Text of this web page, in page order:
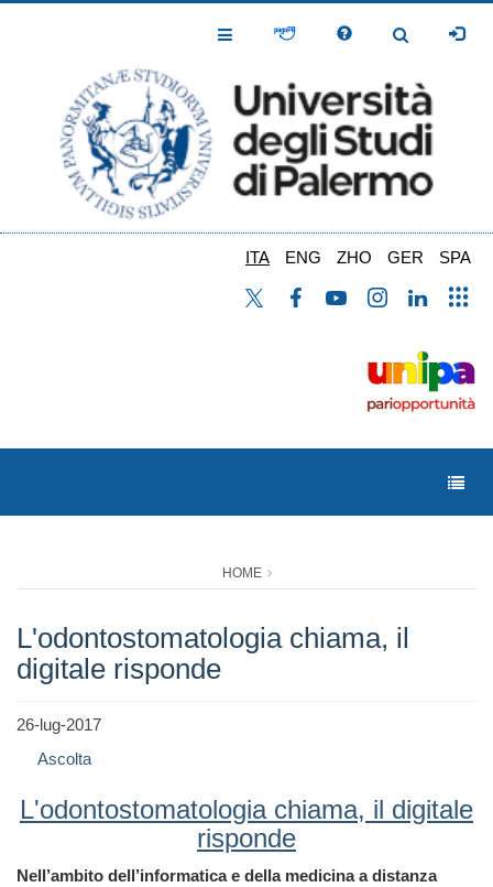
Toggle
Toggle
ITA ENG ZHO GER SPA
HOME
L'odontostomatologia chiama, il
digitale risponde
26-lug-2017
Ascolta
L'odontostomatologia chiama, il digitale
risponde
Nell’ambito dell’informatica e della medicina a distanza